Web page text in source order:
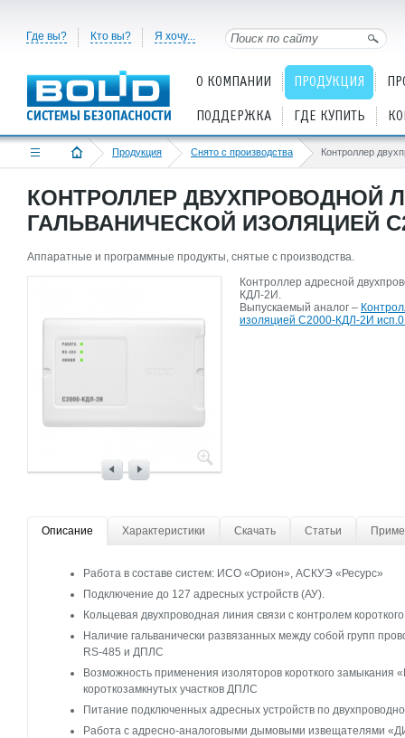
Где вы? Кто вы? Я хочу...
О КОМПАНИИ ПРОДУКЦИЯ
ПОДДЕРЖКА ГДЕ КУПИТЬ
Продукция Снято с производства
КОНТРОЛЛЕР ДВУХПРОВОДНОЙ
ГАЛЬВАНИЧЕСКОЙ ИЗОЛЯЦИЕЙ
Аппаратные и программные продукты, снятые с производства.
Контроллер адресной
КДЛ-2И.
Выпускаемый аналог –
изоляцией С2000-КДЛ-2И
Описание Характеристики Скачать Статьи
Работа в составе систем: ИСО «Орион», АСКУЭ «Ресурс»
Подключение до 127 адресных устройств (АУ).
Кольцевая двухпроводная линия связи с контролем
Наличие гальванически развязанных между собой групп
RS-485 и ДПЛС
Возможность применения изоляторов короткого
короткозамкнутых участков ДПЛС
Питание подключенных адресных устройств по
Работа с адресно-аналоговыми дымовыми извещателями